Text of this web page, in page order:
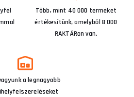
Több, mint 40 000 terméket
értékesítünk, amelyből 8 000
RAKTÁRon van.
a legnagyobb